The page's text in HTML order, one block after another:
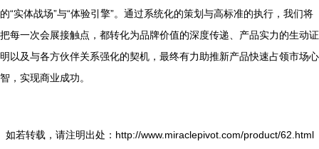
的“实体战场”与“体验引擎”。通过系统化的策划与高标准的执行，我们将
把每一次会展接触点，都转化为品牌价值的深度传递、产品实力的生动证
明以及与各方伙伴关系强化的契机，最终有力助推新产品快速占领市场心
智，实现商业成功。
如若转载，请注明出处：http://www.miraclepivot.com/product/62.html